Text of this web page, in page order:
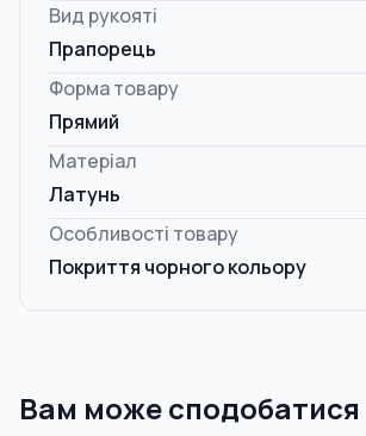
Вид рукояті
Прапорець
Форма товару
Прямий
Матеріал
Латунь
Особливості товару
Покриття чорного кольору
Вам може сподобатися